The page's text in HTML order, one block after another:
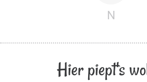
N
Hier piept's